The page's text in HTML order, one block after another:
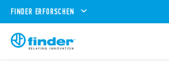
FINDER ERFORSCHEN